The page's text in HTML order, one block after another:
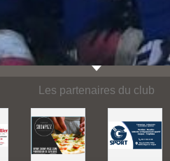
Les partenaires du club